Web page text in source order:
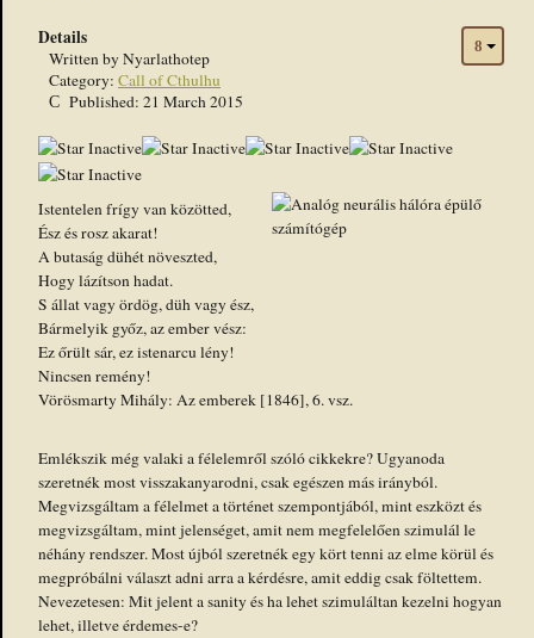
Details
Written byNyarlathotep
Category: Call of Cthulhu
Published: 21 March 2015
Istentelen frígy van közötted,
Ész és rosz akarat!
A butaság dühét növeszted,
Hogy lázítson hadat.
S állat vagy ördög, düh vagy ész,
Bármelyik győz, az ember vész:
Ez őrült sár, ez istenarcu lény!
Nincsen remény!
Vörösmarty Mihály: Az emberek [1846], 6. vsz.
Emlékszik még valaki a félelemről szóló cikkekre? Ugyanoda
szeretnék most visszakanyarodni, csak egészen más irányból.
Megvizsgáltam a félelmet a történet szempontjából, mint eszközt és
megvizsgáltam, mint jelenséget, amit nem megfelelően szimulál le
néhány rendszer. Most újból szeretnék egy kört tenni az elme körül és
megpróbálni választ adni arra a kérdésre, amit eddig csak föltettem.
Nevezetesen: Mit jelent a sanity és ha lehet szimuláltan kezelni hogyan
lehet, illetve érdemes-e?